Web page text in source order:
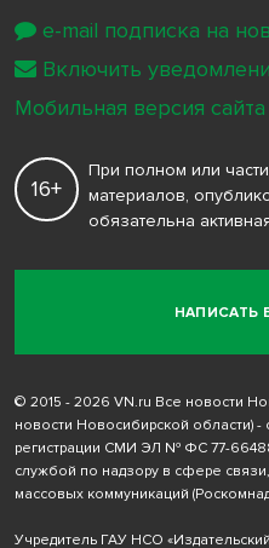
НАПИСАТЬ
16+
При полном или
материалов,
обязательна
© 2015 - 2026 VN.ru Все новости
новости Новосибирской области)
регистрации СМИ ЭЛ № ФС 77-
службой по надзору в сфере
массовых коммуникаций
Учредитель ГАУ НСО
e-mail подписка на
Включить
Мобильная версия сайта